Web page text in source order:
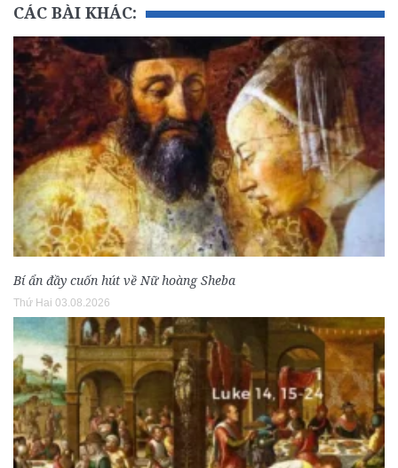
CÁC BÀI KHÁC:
Bí ẩn đầy cuốn hút về Nữ hoàng Sheba
Thứ Hai 03.08.2026